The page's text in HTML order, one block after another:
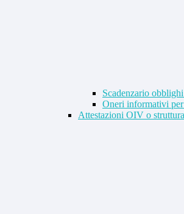
Scadenzario
Oneri informativi
Attestazioni OIV o